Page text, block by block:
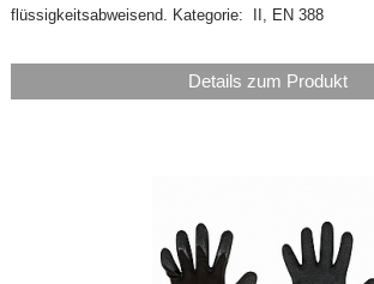
flüssigkeitsabweisend. Kategorie: II, EN 388
Details zum Produkt